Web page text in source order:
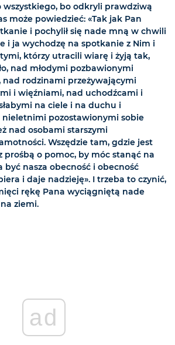
wszystkiego, bo odkryli prawdziwą
może powiedzieć: «Tak jak Pan
i pochylił się nade mną w chwili
i ja wychodzę na spotkanie z Nim i
którzy utracili wiarę i żyją tak,
nad młodymi pozbawionymi
nad rodzinami przeżywającymi
i więźniami, nad uchodźcami i
na ciele i na duchu i
pozostawionymi sobie
nad osobami starszymi
Wszędzie tam, gdzie jest
prośbą o pomoc, by móc stanąć na
nasza obecność i obecność
i daje nadzieję». I trzeba to czynić,
rękę Pana wyciągniętą nade
ziemi.
ad